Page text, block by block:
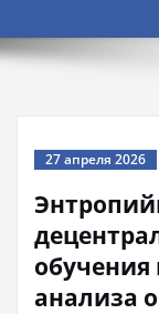
27 апреля 2026
анализа